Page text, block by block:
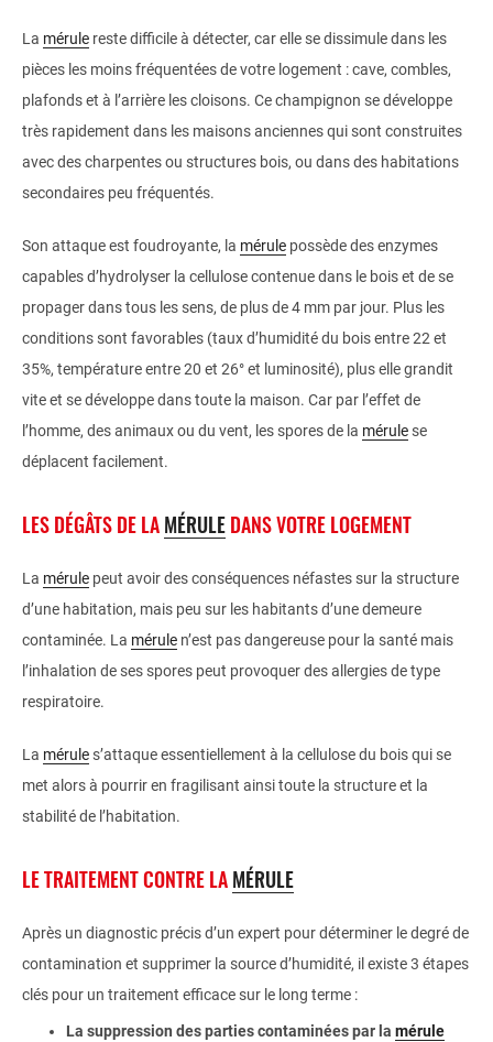
La mérule reste difficile à détecter, car elle se dissimule dans les
pièces les moins fréquentées de votre logement : cave, combles,
plafonds et à l’arrière les cloisons. Ce champignon se développe
très rapidement dans les maisons anciennes qui sont construites
avec des charpentes ou structures bois, ou dans des habitations
secondaires peu fréquentés.
Son attaque est foudroyante, la mérule possède des enzymes
capables d’hydrolyser la cellulose contenue dans le bois et de se
propager dans tous les sens, de plus de 4 mm par jour. Plus les
conditions sont favorables (taux d’humidité du bois entre 22 et
35%, température entre 20 et 26° et luminosité), plus elle grandit
vite et se développe dans toute la maison. Car par l’effet de
l’homme, des animaux ou du vent, les spores de la mérule se
déplacent facilement.
LES DÉGÂTS DE LA MÉRULE DANS VOTRE LOGEMENT
La mérule peut avoir des conséquences néfastes sur la structure
d’une habitation, mais peu sur les habitants d’une demeure
contaminée. La mérule n’est pas dangereuse pour la santé mais
l’inhalation de ses spores peut provoquer des allergies de type
respiratoire.
La mérule s’attaque essentiellement à la cellulose du bois qui se
met alors à pourrir en fragilisant ainsi toute la structure et la
stabilité de l’habitation.
LE TRAITEMENT CONTRE LA MÉRULE
Après un diagnostic précis d’un expert pour déterminer le degré de
contamination et supprimer la source d’humidité, il existe 3 étapes
clés pour un traitement efficace sur le long terme :
La suppression des parties contaminées par la mérule